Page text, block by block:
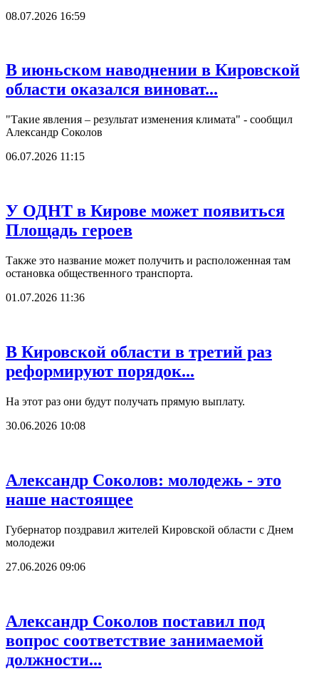
08.07.2026 16:59
В июньском наводнении в Кировской
области оказался виноват...
"Такие явления – результат изменения климата" - сообщил
Александр Соколов
06.07.2026 11:15
У ОДНТ в Кирове может появиться
Площадь героев
Также это название может получить и расположенная там
остановка общественного транспорта.
01.07.2026 11:36
В Кировской области в третий раз
реформируют порядок...
На этот раз они будут получать прямую выплату.
30.06.2026 10:08
Александр Соколов: молодежь - это
наше настоящее
Губернатор поздравил жителей Кировской области с Днем
молодежи
27.06.2026 09:06
Александр Соколов поставил под
вопрос соответствие занимаемой
должности...